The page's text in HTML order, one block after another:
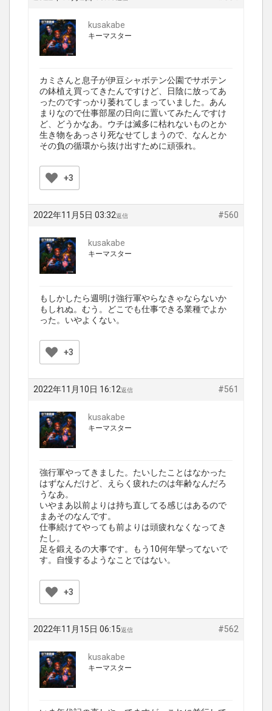
kusakabe
キーマスター
カミさんと息子が伊豆シャボテン公園でサボテン
の鉢植え買ってきたんですけど、日陰に放ってあ
ったのですっかり萎れてしまっていました。あん
まりなので仕事部屋の日向に置いてみたんですけ
ど、どうかなあ。ウチは滅多に枯れないものとか
生き物をあっさり死なせてしまうので、なんとか
その負の循環から抜け出すために頑張れ。
+3
2022年11月5日 03:32 #560
返信
kusakabe
キーマスター
もしかしたら週明け強行軍やらなきゃならないか
もしれぬ。むう。どこでも仕事できる業種でよか
った。いやよくない。
+3
2022年11月10日 16:12 #561
返信
kusakabe
キーマスター
強行軍やってきました。たいしたことはなかった
はずなんだけど、えらく疲れたのは年齢なんだろ
うなあ。
いやまあ以前よりは持ち直してる感じはあるので
まあそのなんです。
仕事続けてやっても前よりは頭疲れなくなってき
たし。
足を鍛えるの大事です。もう10何年攣ってないで
す。自慢するようなことではない。
+3
2022年11月15日 06:15 #562
返信
kusakabe
キーマスター